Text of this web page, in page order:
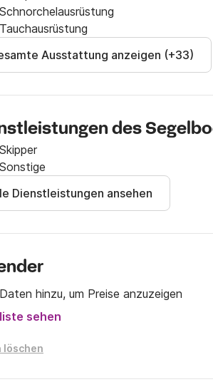
Schnorchelausrüstung
Tauchausrüstung
Ausstattung anzeigen (+33)
des
Skipper
Sonstige
Dienstleistungen ansehen
hinzu, um Preise anzuzeigen
sehen
löschen